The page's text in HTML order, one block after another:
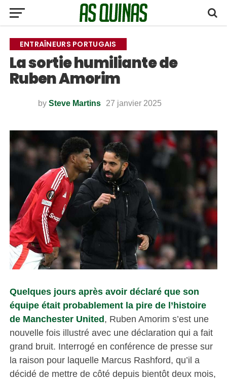
ENTRAÎNEURS PORTUGAIS
La sortie humiliante de
Ruben Amorim
by Steve Martins 27 janvier 2025
Quelques jours après avoir déclaré que son
équipe était probablement la pire de l’histoire
de Manchester United, Ruben Amorim s’est une
nouvelle fois illustré avec une déclaration qui a fait
grand bruit. Interrogé en conférence de presse sur
la raison pour laquelle Marcus Rashford, qu’il a
décidé de mettre de côté depuis bientôt deux mois,